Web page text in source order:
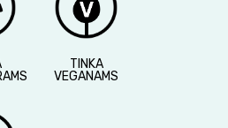
TINKA
VEGANAMS